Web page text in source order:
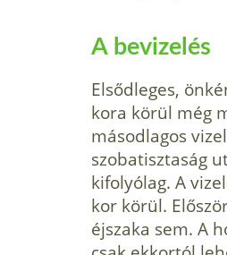
A bevizelés
Elsődleges,
kora körül még
másodlagos
szobatisztaság
kifolyólag. A
kor körül.
éjszaka sem. A